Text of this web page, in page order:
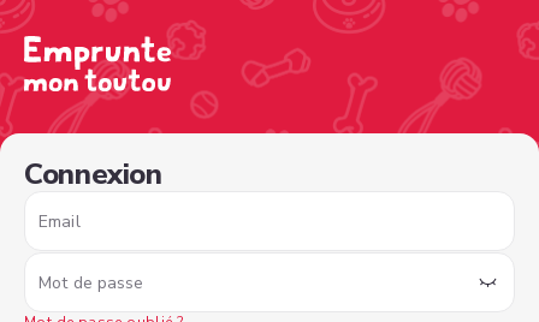
Connexion
Email
Mot de passe
/sign-in?nextPage=%2Fview-profile%2F062d95cf-dff1-